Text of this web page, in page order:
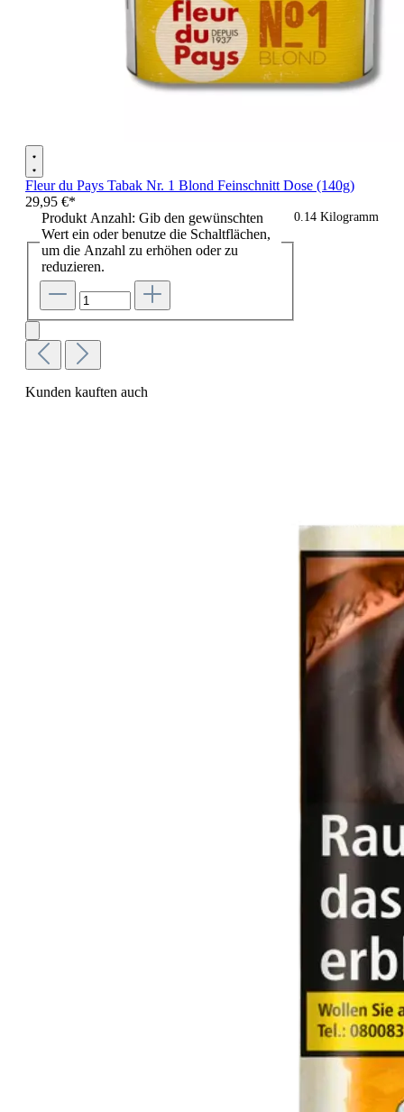
Fleur du Pays Tabak Nr. 1 Blond Feinschnitt Dose (140g)
29,95 €*
0.14 Kilogramm
Produkt Anzahl: Gib den gewünschten
Wert ein oder benutze die Schaltflächen,
um die Anzahl zu erhöhen oder zu
reduzieren.
Kunden kauften auch